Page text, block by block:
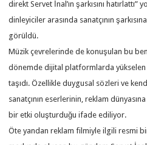
direkt Servet İnal’ın şarkısını
dinleyiciler arasında sanatçının
görüldü.
Müzik çevrelerinde de konuşulan bu
dönemde dijital platformlarda
taşıdı. Özellikle duygusal sözleri ve
sanatçının eserlerinin, reklam
bir etki oluşturduğu ifade ediliyor.
Öte yandan reklam filmiyle ilgili resmi